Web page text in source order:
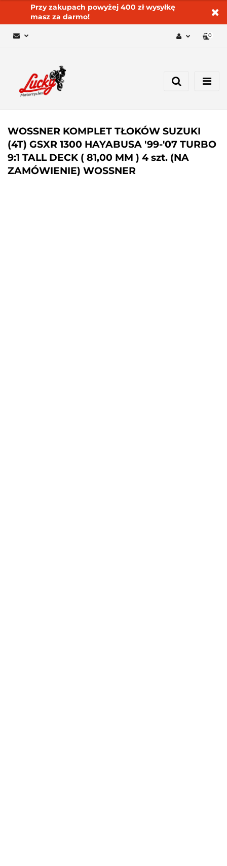
Przy zakupach powyżej 400 zł wysyłkę
masz za darmo!
Dodaj zgłoszenie
0
WOSSNER KOMPLET TŁOKÓW SUZUKI
(4T) GSXR 1300 HAYABUSA '99-'07 TURBO
9:1 TALL DECK ( 81,00 MM ) 4 szt. (NA
ZAMÓWIENIE) WOSSNER